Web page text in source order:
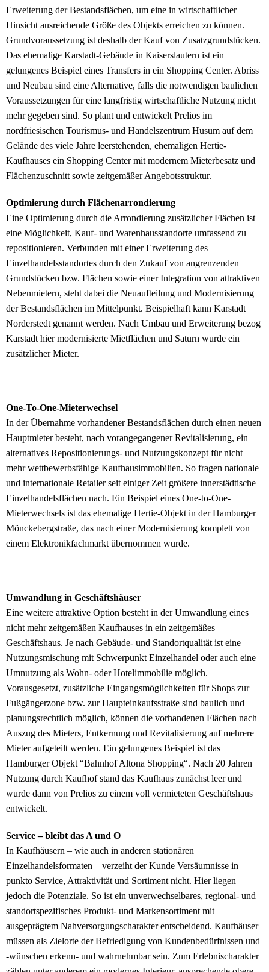
Erweiterung der Bestandsflächen, um eine in wirtschaftlicher
Hinsicht ausreichende Größe des Objekts erreichen zu können.
Grundvoraussetzung ist deshalb der Kauf von Zusatzgrundstücken.
Das ehemalige Karstadt-Gebäude in Kaiserslautern ist ein
gelungenes Beispiel eines Transfers in ein Shopping Center. Abriss
und Neubau sind eine Alternative, falls die notwendigen baulichen
Voraussetzungen für eine langfristig wirtschaftliche Nutzung nicht
mehr gegeben sind. So plant und entwickelt Prelios im
nordfriesischen Tourismus- und Handelszentrum Husum auf dem
Gelände des viele Jahre leerstehenden, ehemaligen Hertie-
Kaufhauses ein Shopping Center mit modernem Mieterbesatz und
Flächenzuschnitt sowie zeitgemäßer Angebotsstruktur.
Optimierung durch Flächenarrondierung
Eine Optimierung durch die Arrondierung zusätzlicher Flächen ist
eine Möglichkeit, Kauf- und Warenhausstandorte umfassend zu
repositionieren. Verbunden mit einer Erweiterung des
Einzelhandelsstandortes durch den Zukauf von angrenzenden
Grundstücken bzw. Flächen sowie einer Integration von attraktiven
Nebenmietern, steht dabei die Neuaufteilung und Modernisierung
der Bestandsflächen im Mittelpunkt. Beispielhaft kann Karstadt
Norderstedt genannt werden. Nach Umbau und Erweiterung bezog
Karstadt hier modernisierte Mietflächen und Saturn wurde ein
zusätzlicher Mieter.
One-To-One-Mieterwechsel
In der Übernahme vorhandener Bestandsflächen durch einen neuen
Hauptmieter besteht, nach vorangegangener Revitalisierung, ein
alternatives Repositionierungs- und Nutzungskonzept für nicht
mehr wettbewerbsfähige Kaufhausimmobilien. So fragen nationale
und internationale Retailer seit einiger Zeit größere innerstädtische
Einzelhandelsflächen nach. Ein Beispiel eines One-to-One-
Mieterwechsels ist das ehemalige Hertie-Objekt in der Hamburger
Mönckebergstraße, das nach einer Modernisierung komplett von
einem Elektronikfachmarkt übernommen wurde.
Umwandlung in Geschäftshäuser
Eine weitere attraktive Option besteht in der Umwandlung eines
nicht mehr zeitgemäßen Kaufhauses in ein zeitgemäßes
Geschäftshaus. Je nach Gebäude- und Standortqualität ist eine
Nutzungsmischung mit Schwerpunkt Einzelhandel oder auch eine
Umnutzung als Wohn- oder Hotelimmobilie möglich.
Vorausgesetzt, zusätzliche Eingangsmöglichkeiten für Shops zur
Fußgängerzone bzw. zur Haupteinkaufsstraße sind baulich und
planungsrechtlich möglich, können die vorhandenen Flächen nach
Auszug des Mieters, Entkernung und Revitalisierung auf mehrere
Mieter aufgeteilt werden. Ein gelungenes Beispiel ist das
Hamburger Objekt “Bahnhof Altona Shopping“. Nach 20 Jahren
Nutzung durch Kaufhof stand das Kaufhaus zunächst leer und
wurde dann von Prelios zu einem voll vermieteten Geschäftshaus
entwickelt.
Service – bleibt das A und O
In Kaufhäusern – wie auch in anderen stationären
Einzelhandelsformaten – verzeiht der Kunde Versäumnisse in
punkto Service, Attraktivität und Sortiment nicht. Hier liegen
jedoch die Potenziale. So ist ein unverwechselbares, regional- und
standortspezifisches Produkt- und Markensortiment mit
ausgeprägtem Nahversorgungscharakter entscheidend. Kaufhäuser
müssen als Zielorte der Befriedigung von Kundenbedürfnissen und
-wünschen erkenn- und wahrnehmbar sein. Zum Erlebnischarakter